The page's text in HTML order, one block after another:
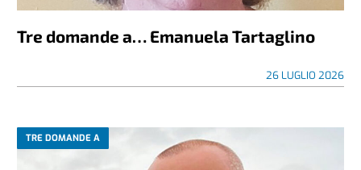
Tre domande a… Emanuela Tartaglino
26 LUGLIO 2026
TRE DOMANDE A